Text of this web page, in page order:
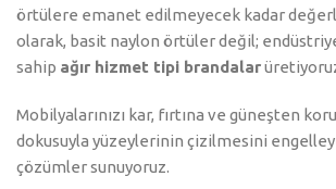
örtülere emanet edilmeyecek kadar
olarak, basit naylon örtüler değil;
sahip ağır hizmet tipi brandalar
Mobilyalarınızı kar, fırtına ve güneşten
dokusuyla yüzeylerinin çizilmesini
çözümler sunuyoruz.